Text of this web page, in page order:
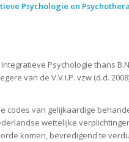
Psychologie en
Psychologie thans
van de V.V.I.P. vzw (d.d.
codes van gelijkaardige
wettelijke
komen, bevredigend te